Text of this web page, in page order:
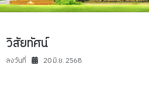
วิสัยทัศน์
ลงวันที่ 20 มิ.ย. 2568